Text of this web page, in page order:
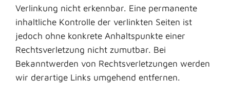
Verlinkung nicht erkennbar. Eine permanente
inhaltliche Kontrolle der verlinkten Seiten ist
jedoch ohne konkrete Anhaltspunkte einer
Rechtsverletzung nicht zumutbar. Bei
Bekanntwerden von Rechtsverletzungen werden
wir derartige Links umgehend entfernen.